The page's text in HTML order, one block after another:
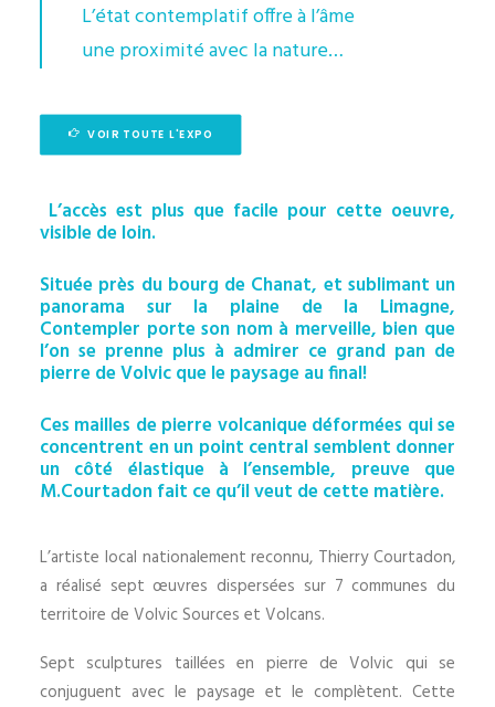
L’état contemplatif offre à l’âme
une proximité avec la nature…
VOIR TOUTE L'EXPO
L’accès est plus que facile pour cette oeuvre,
visible de loin.
Située près du bourg de Chanat, et sublimant un
panorama sur la plaine de la Limagne,
Contempler porte son nom à merveille, bien que
l’on se prenne plus à admirer ce grand pan de
pierre de Volvic que le paysage au final!
Ces mailles de pierre volcanique déformées qui se
concentrent en un point central semblent donner
un côté élastique à l’ensemble, preuve que
M.Courtadon fait ce qu’il veut de cette matière.
L’artiste local nationalement reconnu, Thierry Courtadon,
a réalisé sept œuvres dispersées sur 7 communes du
territoire de Volvic Sources et Volcans.
Sept sculptures taillées en pierre de Volvic qui se
conjuguent avec le paysage et le complètent. Cette